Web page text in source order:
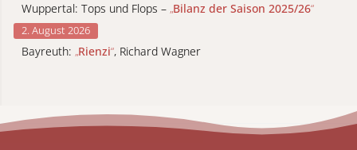
Wuppertal: Tops und Flops – „Bilanz der Saison 2025/26“
2. August 2026
Bayreuth: „Rienzi“, Richard Wagner